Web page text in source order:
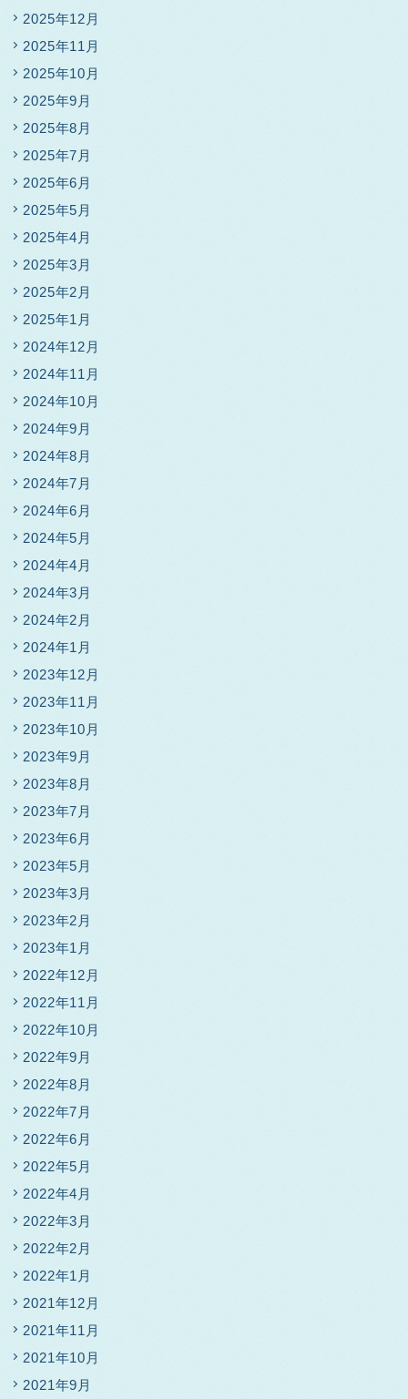
2025年12月
2025年11月
2025年10月
2025年9月
2025年8月
2025年7月
2025年6月
2025年5月
2025年4月
2025年3月
2025年2月
2025年1月
2024年12月
2024年11月
2024年10月
2024年9月
2024年8月
2024年7月
2024年6月
2024年5月
2024年4月
2024年3月
2024年2月
2024年1月
2023年12月
2023年11月
2023年10月
2023年9月
2023年8月
2023年7月
2023年6月
2023年5月
2023年3月
2023年2月
2023年1月
2022年12月
2022年11月
2022年10月
2022年9月
2022年8月
2022年7月
2022年6月
2022年5月
2022年4月
2022年3月
2022年2月
2022年1月
2021年12月
2021年11月
2021年10月
2021年9月